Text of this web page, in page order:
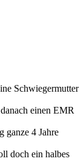
Schwiegermutter
einen EMR
ganze 4 Jahre
doch ein halbes